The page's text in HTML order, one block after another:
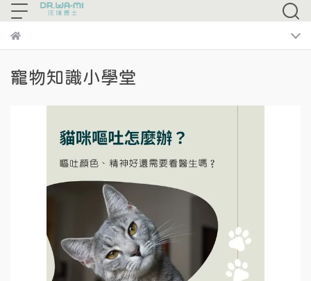
寵物知識小學堂